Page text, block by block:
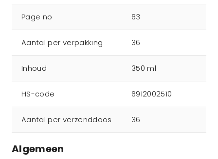
Page no 63
Aantal per verpakking 36
Inhoud 350 ml
HS-code 6912002510
Aantal per verzenddoos 36
Algemeen